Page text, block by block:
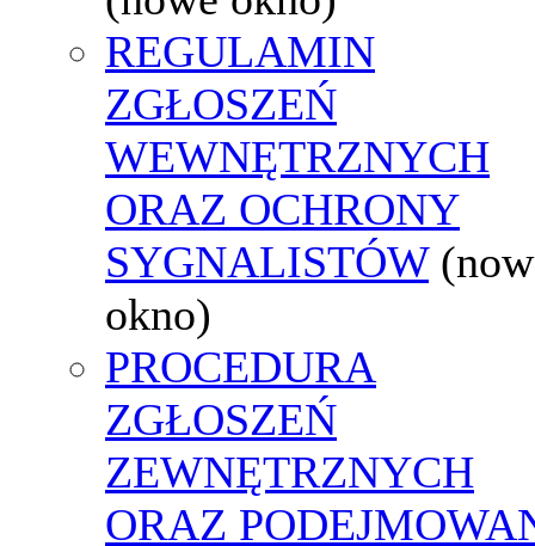
REGULAMIN
ZGŁOSZEŃ
WEWNĘTRZNYCH
ORAZ OCHRONY
SYGNALISTÓW
okno)
PROCEDURA
ZGŁOSZEŃ
ZEWNĘTRZNYCH
ORAZ